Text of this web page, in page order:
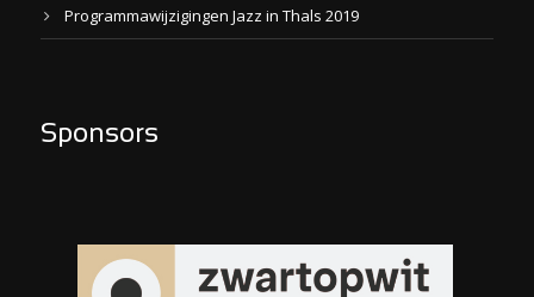
Programmawijzigingen Jazz in Thals 2019
Sponsors